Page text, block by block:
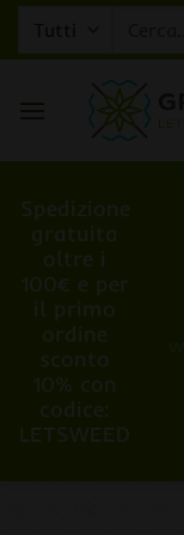
Salta
Spedizione
gratuita
oltre i
100€ e per
il primo
ordine
sconto
10% con
codice:
LETSWEED